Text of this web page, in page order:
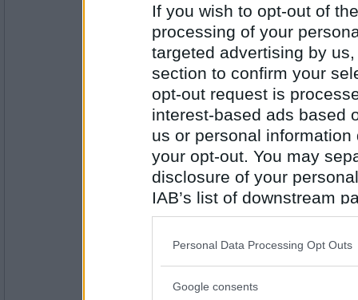
If you wish to opt-out of
processing of your
targeted advertising by
section to confirm your
opt-out request is
interest-based ads based
us or personal
your opt-out. You may
disclosure of your
IAB’s list of downstream
also be disclosed by us
Downstream Participants
Please note that this
Personal Data Processing Opt Outs
Google consents
Antal inlägg:
11661
- Ej medlem längre
31064
Guldbaggevinst i min absoluta
Ruben ellerrrrrr?